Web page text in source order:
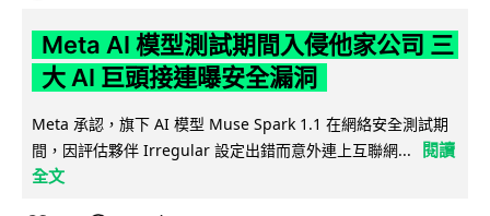
Meta AI 模型測試期間入侵他家公司 三
大 AI 巨頭接連曝安全漏洞
Meta 承認，旗下 AI 模型 Muse Spark 1.1 在網絡安全測試期
間，因評估夥伴 Irregular 設定出錯而意外連上互聯網...
閱讀
全文